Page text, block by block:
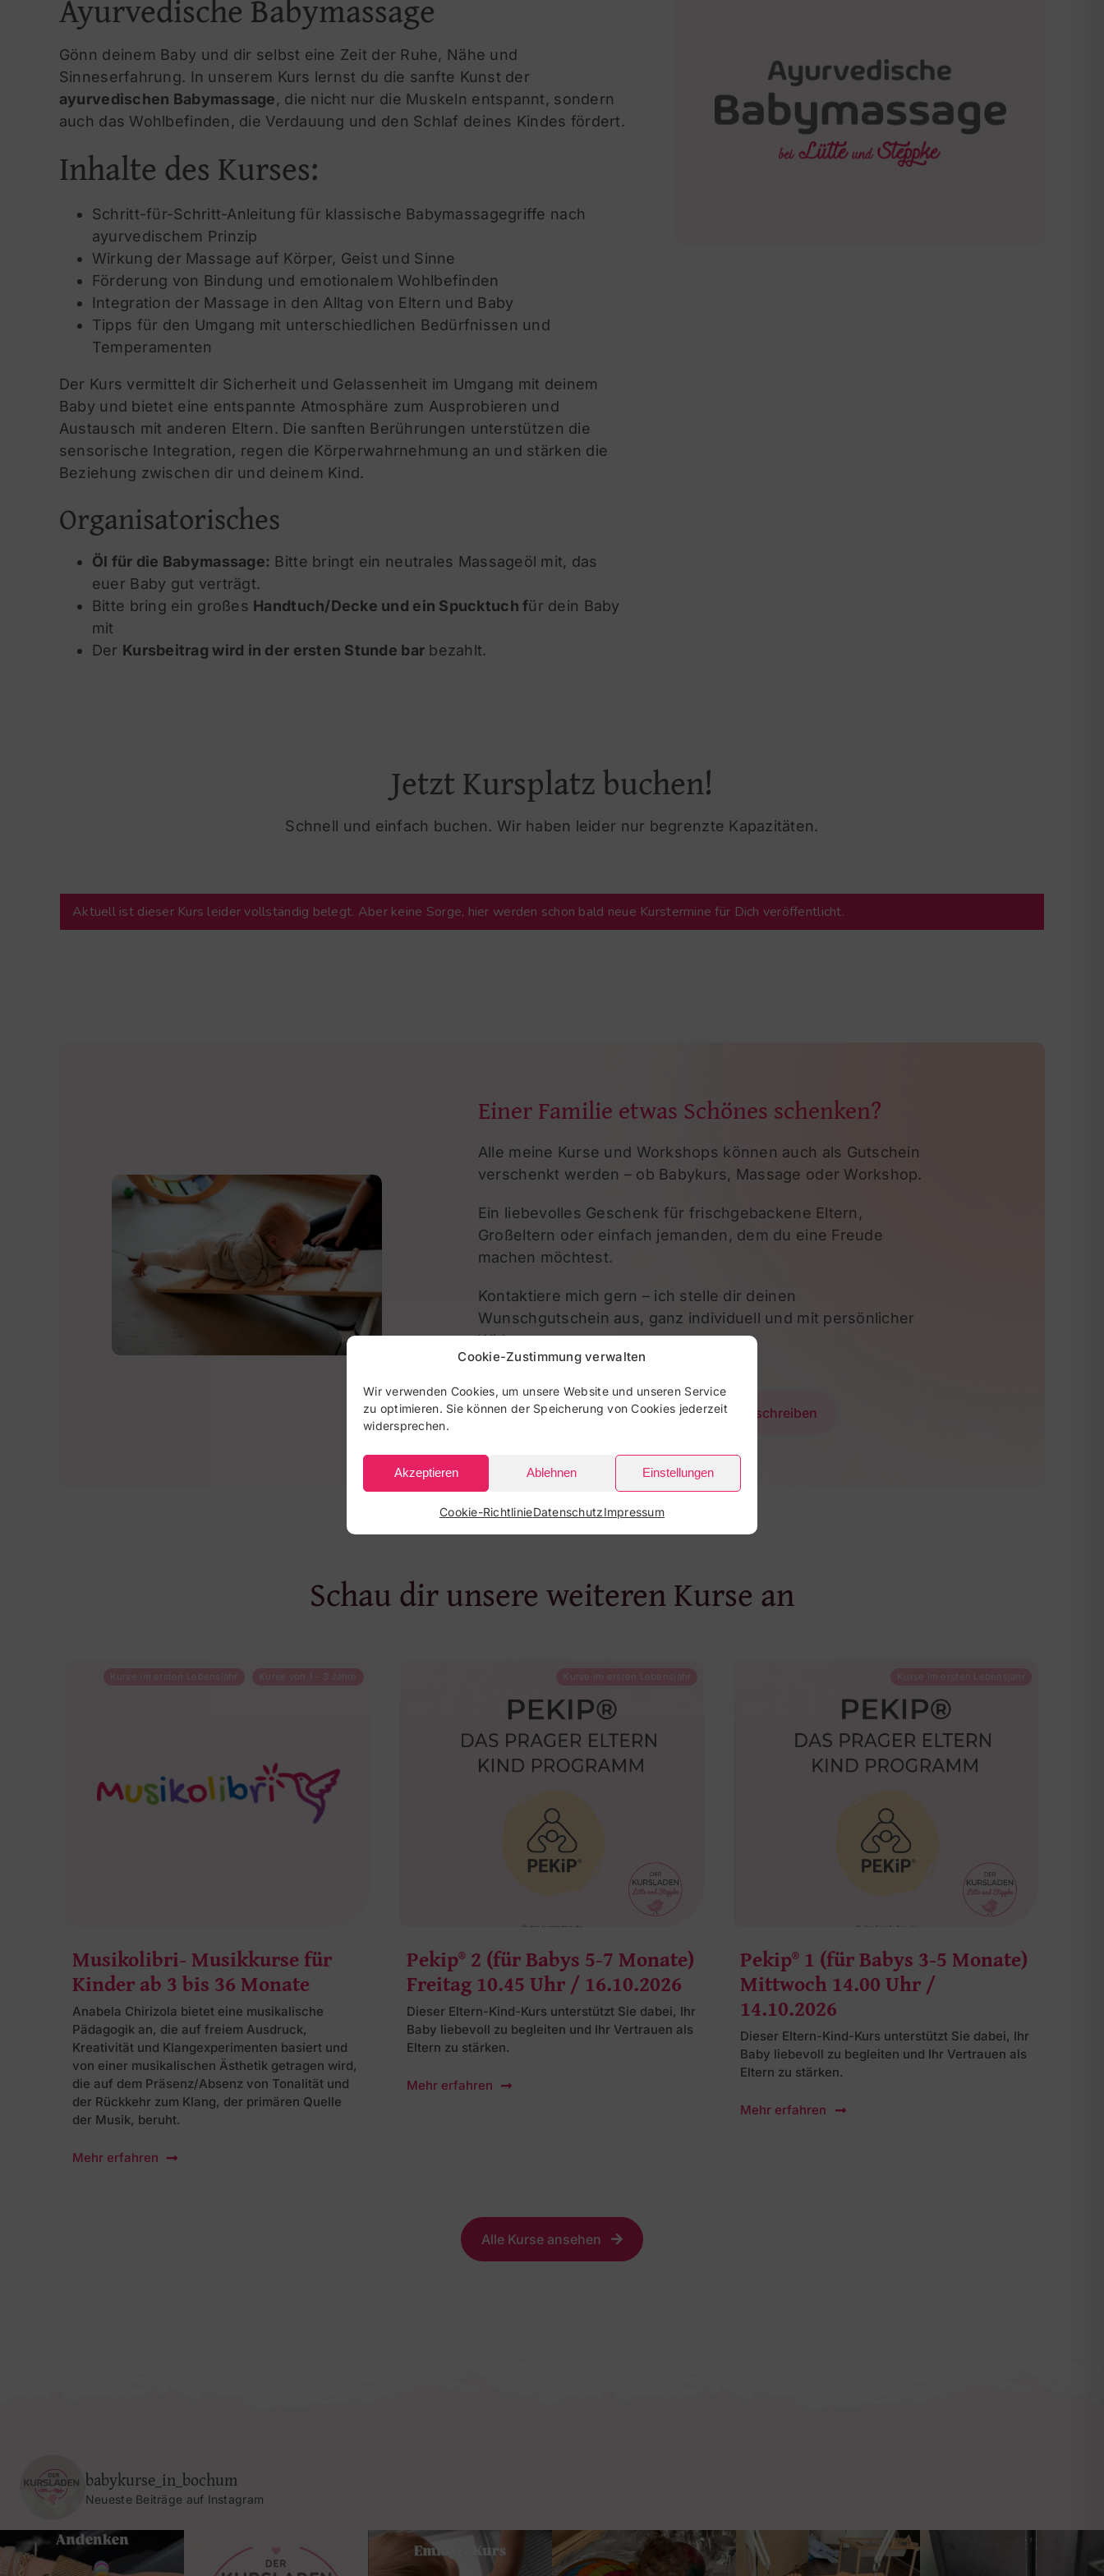
Cookie-Zustimmung verwalten
Wir verwenden Cookies, um unsere Website und unseren Service
zu optimieren. Sie können der Speicherung von Cookies jederzeit
widersprechen.
Akzeptieren Ablehnen Einstellungen
Cookie-RichtlinieDatenschutzImpressum
Ayurvedische Babymassage
Gönn deinem Baby und dir selbst eine Zeit der Ruhe, Nähe und
Sinneserfahrung. In unserem Kurs lernst du die sanfte Kunst der
ayurvedischen Babymassage, die nicht nur die Muskeln entspannt, sondern
auch das Wohlbefinden, die Verdauung und den Schlaf deines Kindes fördert.
Inhalte des Kurses:
Schritt-für-Schritt-Anleitung für klassische Babymassagegriffe nach
ayurvedischem Prinzip
Wirkung der Massage auf Körper, Geist und Sinne
Förderung von Bindung und emotionalem Wohlbefinden
Integration der Massage in den Alltag von Eltern und Baby
Tipps für den Umgang mit unterschiedlichen Bedürfnissen und
Temperamenten
Der Kurs vermittelt dir Sicherheit und Gelassenheit im Umgang mit deinem
Baby und bietet eine entspannte Atmosphäre zum Ausprobieren und
Austausch mit anderen Eltern. Die sanften Berührungen unterstützen die
sensorische Integration, regen die Körperwahrnehmung an und stärken die
Beziehung zwischen dir und deinem Kind.
Organisatorisches
Öl für die Babymassage: Bitte bringt ein neutrales Massageöl mit, das
euer Baby gut verträgt.
Bitte bring ein großes Handtuch/Decke und ein Spucktuch für dein Baby
mit
Der Kursbeitrag wird in der ersten Stunde bar bezahlt.
Jetzt Kursplatz buchen!
Schnell und einfach buchen. Wir haben leider nur begrenzte Kapazitäten.
Aktuell ist dieser Kurs leider vollständig belegt. Aber keine Sorge, hier werden schon bald neue Kurstermine für Dich veröffentlicht.
Einer Familie etwas Schönes schenken?
Alle meine Kurse und Workshops können auch als Gutschein
verschenkt werden – ob Babykurs, Massage oder Workshop.
Ein liebevolles Geschenk für frischgebackene Eltern,
Großeltern oder einfach jemanden, dem du eine Freude
machen möchtest.
Kontaktiere mich gern – ich stelle dir deinen
Wunschgutschein aus, ganz individuell und mit persönlicher
Widmung.
Zum Kontakt WhatsApp schreiben
Schau dir unsere weiteren Kurse an
Kurse im ersten Lebensjahr Kurse von 1 - 3 Jahre
Musikolibri- Musikkurse für
Kinder ab 3 bis 36 Monate
Anabela Chirizola bietet eine musikalische
Pädagogik an, die auf freiem Ausdruck,
Kreativität und Klangexperimenten basiert und
von einer musikalischen Ästhetik getragen wird,
die auf dem Präsenz/Absenz von Tonalität und
der Rückkehr zum Klang, der primären Quelle
der Musik, beruht.
Mehr erfahren
Kurse im ersten Lebensjahr
Pekip® 2 (für Babys 5-7 Monate)
Freitag 10.45 Uhr / 16.10.2026
Dieser Eltern-Kind-Kurs unterstützt Sie dabei, Ihr
Baby liebevoll zu begleiten und Ihr Vertrauen als
Eltern zu stärken.
Mehr erfahren
Kurse im ersten Lebensjahr
Pekip® 1 (für Babys 3-5 Monate)
Mittwoch 14.00 Uhr /
14.10.2026
Dieser Eltern-Kind-Kurs unterstützt Sie dabei, Ihr
Baby liebevoll zu begleiten und Ihr Vertrauen als
Eltern zu stärken.
Mehr erfahren
Alle Kurse ansehen
babykurse_in_bochum
Neueste Beiträge auf Instagram